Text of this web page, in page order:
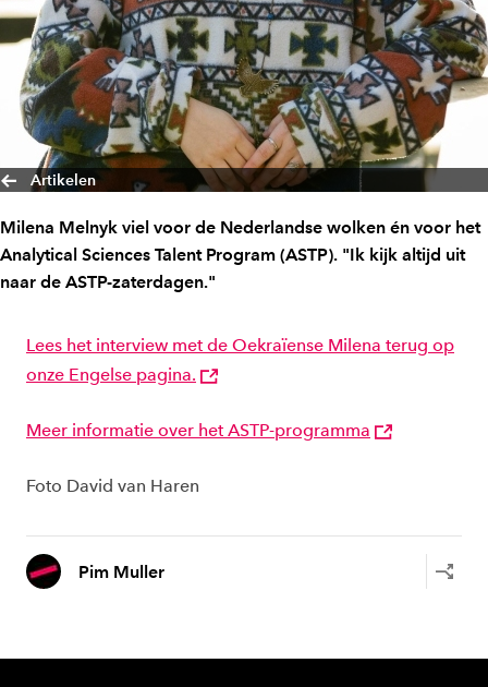
Artikelen
Milena Melnyk viel voor de Nederlandse wolken én voor het
Analytical Sciences Talent Program (ASTP). "Ik kijk altijd uit
naar de ASTP-zaterdagen."
Lees het interview met de Oekraïense Milena terug op
onze Engelse pagina.
Meer informatie over het ASTP-programma
Foto David van Haren
Pim Muller